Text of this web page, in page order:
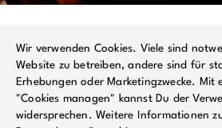
Wir verwenden Cookies. Viele sind
Website zu betreiben, andere sind für
Erhebungen oder Marketingzwecke. Mit
"Cookies managen" kannst Du der
widersprechen. Weitere Informationen